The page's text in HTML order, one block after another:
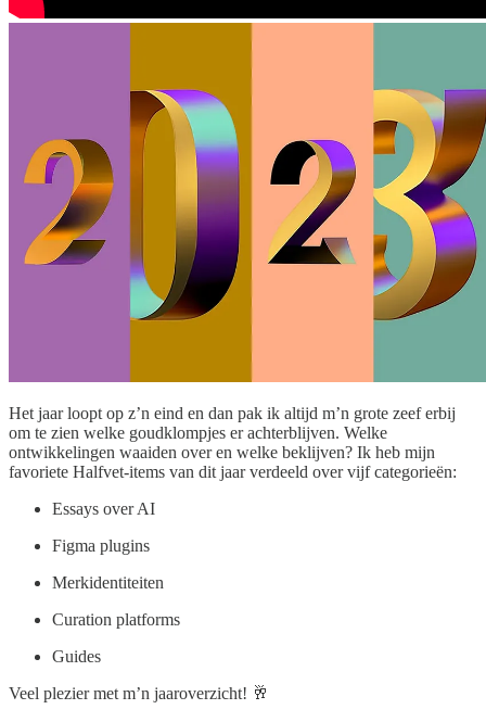
Het jaar loopt op z’n eind en dan pak ik altijd m’n grote zeef erbij
om te zien welke goudklompjes er achterblijven. Welke
ontwikkelingen waaiden over en welke beklijven? Ik heb mijn
favoriete Halfvet-items van dit jaar verdeeld over vijf categorieën:
Essays over AI
Figma plugins
Merkidentiteiten
Curation platforms
Guides
Veel plezier met m’n jaaroverzicht! 🥂